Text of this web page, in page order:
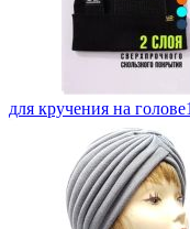
для кручения на голове